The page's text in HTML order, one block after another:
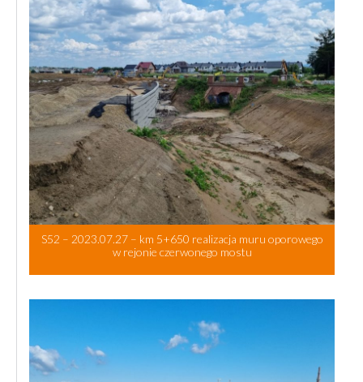
S52 – 2023.07.27 – km 5+650 realizacja muru oporowego
w rejonie czerwonego mostu